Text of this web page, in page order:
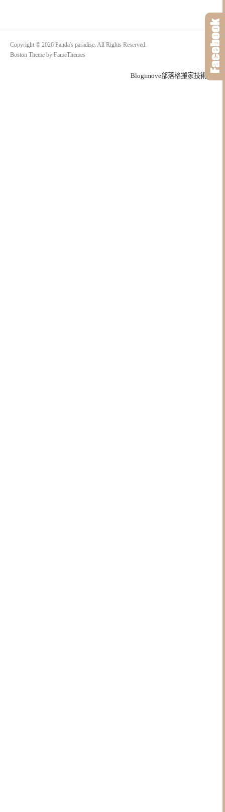
Copyright © 2026 Panda's paradise. All Rights Reserved.
Boston Theme by FameThemes
Blogimove部落格搬家技術服務